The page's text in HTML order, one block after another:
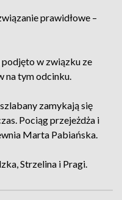
prawidłowe –
w związku ze
na tym odcinku.
zamykają się
Pociąg przejeżdża i
Marta Pabiańska.
Strzelina i Pragi.